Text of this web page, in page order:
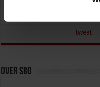
tweet
Over sbo